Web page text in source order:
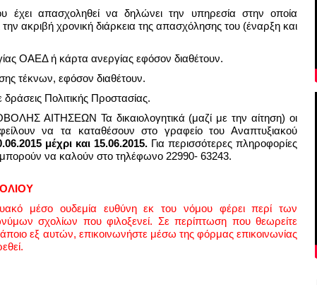
έχει απασχοληθεί να δηλώνει την υπηρεσία στην οποία
ακριβή χρονική διάρκεια της απασχόλησης του (έναρξη και
ΟΑΕΔ ή κάρτα ανεργίας εφόσον διαθέτουν.
τέκνων, εφόσον διαθέτουν.
Πολιτικής Προστασίας.
ΑΙΤΗΣΕΩΝ Τα δικαιολογητικά (μαζί με την αίτηση) οι
να τα καταθέσουν στο γραφείο του Αναπτυξιακού
μέχρι και 15.06.2015. Για περισσότερες πληροφορίες
μπορούν να καλούν στο τηλέφωνο 22990- 63243.
μέσο ουδεμία ευθύνη εκ του νόμου φέρει περί των
σχολίων που φιλοξενεί. Σε περίπτωση που θεωρείτε
εξ αυτών, επικοινωνήστε μέσω της φόρμας επικοινωνίας